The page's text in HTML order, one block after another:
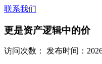
联系我们
更是资产逻辑中的价
访问次数： 发布时间：